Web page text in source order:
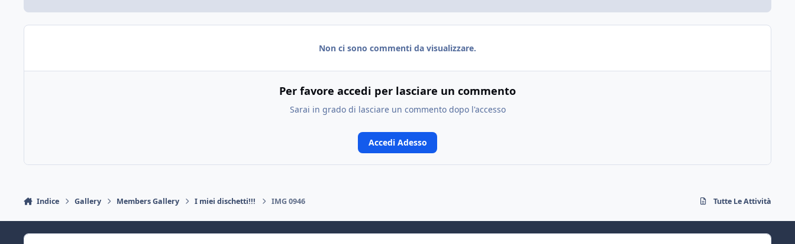
Non ci sono commenti da visualizzare.
Per favore accedi per lasciare un commento
Sarai in grado di lasciare un commento dopo l'accesso
Accedi Adesso
Indice Gallery Members Gallery I miei dischetti!!! IMG 0946 Tutte Le Attività